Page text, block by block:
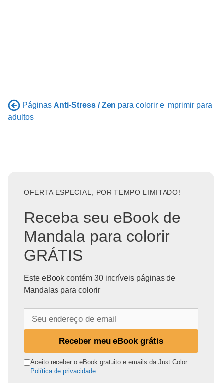
Páginas Anti-Stress / Zen para colorir e imprimir para
adultos
OFERTA ESPECIAL, POR TEMPO LIMITADO!
Receba seu eBook de
Mandala para colorir
GRÁTIS
Este eBook contém 30 incríveis páginas de
Mandalas para colorir
n
Receber meu eBook grátis
Aceito receber o eBook gratuito e emails da Just Color.
Política de privacidade